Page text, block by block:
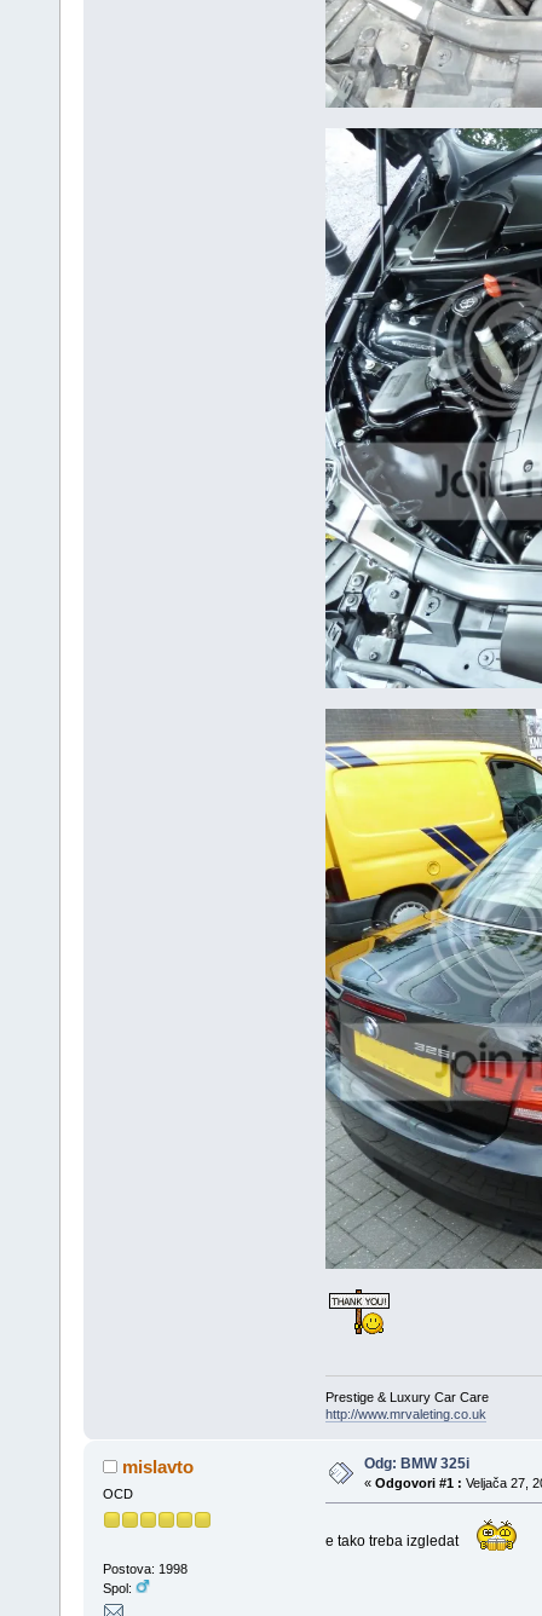
Prestige & Luxury Car Care
http://www.mrvaleting.co.uk
mislavto
OCD
Postova: 1998
Spol:
Odg: BMW 325i
« Odgovori #1 : Veljača 27,
e tako treba izgledat